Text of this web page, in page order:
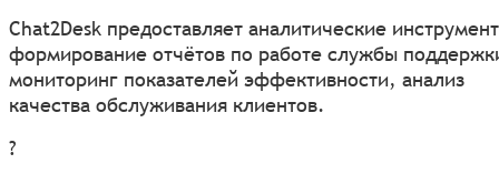
Chat2Desk предоставляет аналитические
формирование отчётов по работе службы
мониторинг показателей эффективности, анализ
качества обслуживания клиентов.
?